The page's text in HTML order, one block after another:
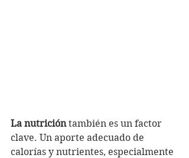
La nutrición también es un factor
clave. Un aporte adecuado de
calorías y nutrientes, especialmente